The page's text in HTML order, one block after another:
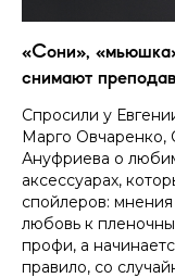
«Сони»,
снимают
Спросили у
Марго Овчаренко,
Ануфриева о
аксессуарах,
спойлеров:
любовь к
профи, а
правило, со